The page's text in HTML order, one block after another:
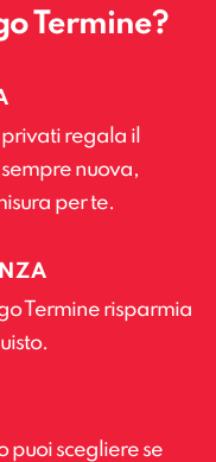
Termine?
privati regala il
nuova,
per te.
Termine risparmia
puoi scegliere se